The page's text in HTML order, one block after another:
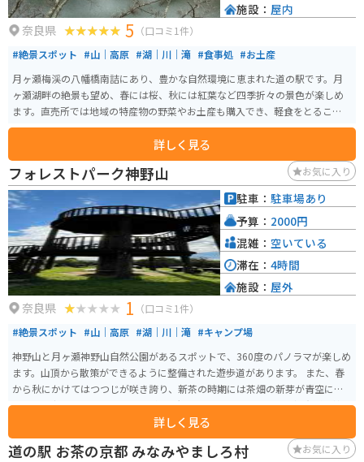
奈良県 5 （口コミ1件）
#絶景スポット #山｜高原 #湖｜川｜滝 #食事処 #お土産
月ヶ瀬梅渓の八幡橋南詰にあり、豊かな自然環境に恵まれた道の駅です。月
ヶ瀬湖畔の絶景も望め、春には桜、秋には紅葉など四季折々の景色が楽しめ
ます。直売所では地域の特産物の野菜やお土産も購入でき、軽食をとることが
できる食堂もあります。
詳しく見る
施設： 屋内
フォレストパーク神野山 お気に入り
奈良県 1 （口コミ1件）
#絶景スポット #山｜高原 #湖｜川｜滝 #キャンプ場
神野山と月ヶ瀬神野山自然公園があるスポットで、360度のパノラマが楽しめ
ます。山頂から散策ができるように整備された遊歩道があります。 また、春
から秋にかけてはつつじが咲き誇り、新茶の時期には茶畑の新芽が青空に映
えます。夜になると、多くの人が天体観測に訪れます。周辺には鍋倉渓、神野
寺、めえめえ牧場などの観光施設もあります。 「めえめえ牧場」では約60頭
の羊が放牧されており、羊へのエサやりや羊の毛刈り、羊毛を使ったクラフ
トなどの体験イベントも定期的に開催されています。 バーベキューができる
詳しく見る
駐車： 駐車場あり
予算： 2000円
混雑： 空いている
滞在： 4時間
施設： 屋外
道の駅 お茶の京都 みなみやましろ村 お気に入り